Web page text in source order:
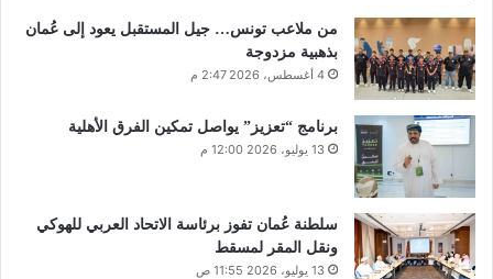
من ملاعب تونس… جيل المستقبل يعود إلى عُمان
بذهبية مزدوجة
4 أغسطس، 2026 2:47 م
برنامج “تعزيز” يواصل تمكين الفرق الأهلية
13 يوليو، 2026 12:00 م
سلطنة عُمان تفوز برئاسة الاتحاد العربي للهوكي
ونقل المقر لمسقط
13 يوليو، 2026 11:55 ص